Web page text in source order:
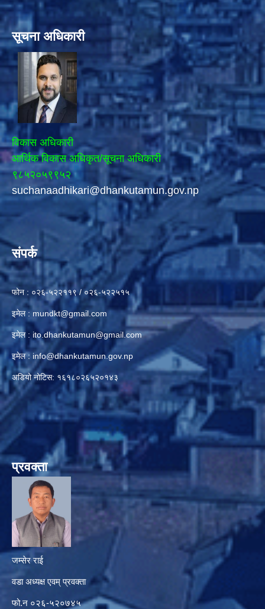
सूचना अधिकारी
विकास अधिकारी
आर्थिक विकास अधिकृत/सूचना अधिकारी
९८५२०५९९५२
suchanaadhikari@dhankutamun.gov.np
संपर्क
फोन : ०२६-५२२११९ / ०२६-५२२५१५
इमेल : mundkt@gmail.com
इमेल : ito.dhankutamun@gmail.com
इमेल : info@dhankutamun.gov.np
अडियो नोटिस: १६१८०२६५२०१४३
प्रवक्ता
जम्सेर राई
वडा अध्यक्ष एवम् प्रवक्ता
फो.न ०२६-५२०७४५